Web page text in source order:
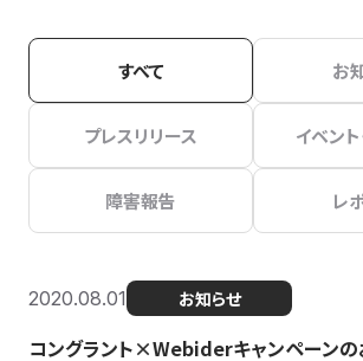
すべて お
プレスリリース イベン
障害報告 レ
2020.08.01 お知らせ
コングラント×Webiderキャンペーンの